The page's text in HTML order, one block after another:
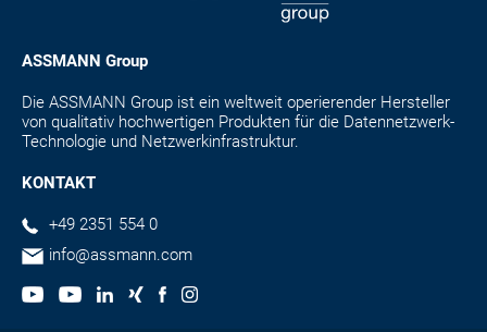
ASSMANN Group
Die ASSMANN Group ist ein weltweit operierender Hersteller
von qualitativ hochwertigen Produkten für die Datennetzwerk-
Technologie und Netzwerkinfrastruktur.
KONTAKT
+49 2351 554 0
info@assmann.com